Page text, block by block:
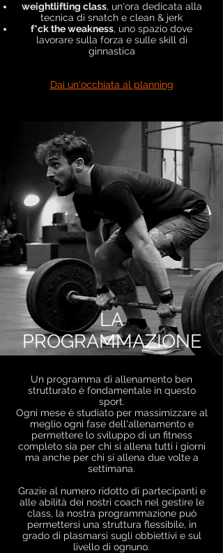
weightlifting class, un'ora dedicata alla
tecnica di snatch e clean & jerk
f*ck the weakness, uno spazio dove
lavorare sulla forza e sulle skill di
ginnastica
Dai un'occhiata al planning
LA
PROGRAMMAZIONE
Un programma di allenamento ben
strutturato è fondamentale in questo
sport.
Ogni mese è studiato per massimizzare al
meglio ogni fase dell'allenamento e
permettere lo sviluppo di un fitness
completo sia per chi si allena tutti i giorni
ma anche per chi si allena due volte a
settimana.
Grazie al numero ridotto di partecipanti e
alle abilità dei nostri coach nel gestire le
class, la nostra programmazione può
permettersi una struttura flessibile, in
grado di plasmarsi sugli obbiettivi e sul
livello di ognuno.